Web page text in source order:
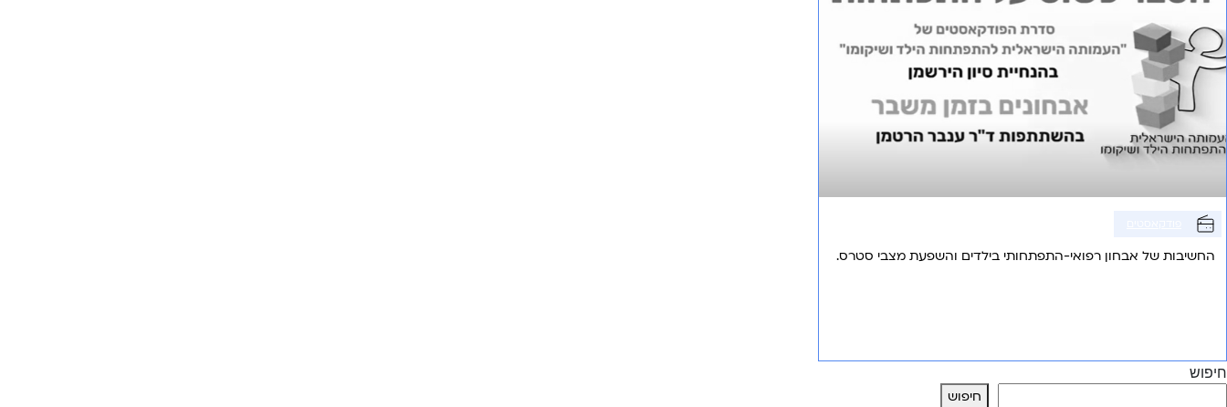
החשיבות של אבחון רפואי-התפתחותי בילדים והשפעת מצבי סטרס.
חיפוש
חיפוש